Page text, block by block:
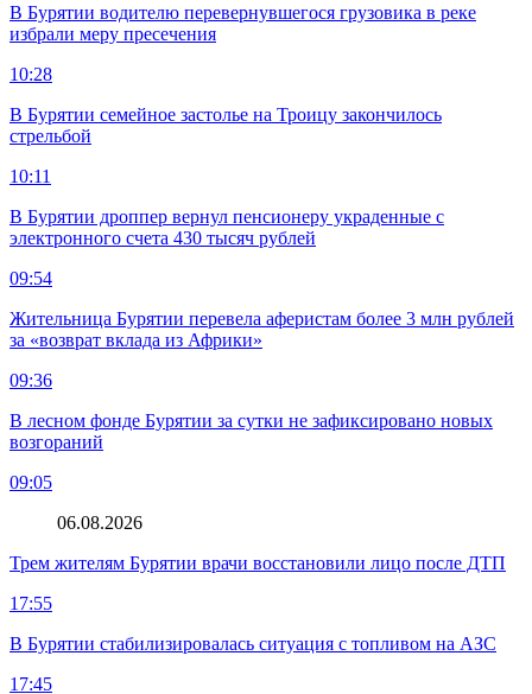
В Бурятии водителю перевернувшегося грузовика в реке
избрали меру пресечения
10:28
В Бурятии семейное застолье на Троицу закончилось
стрельбой
10:11
В Бурятии дроппер вернул пенсионеру украденные с
электронного счета 430 тысяч рублей
09:54
Жительница Бурятии перевела аферистам более 3 млн рублей
за «возврат вклада из Африки»
09:36
В лесном фонде Бурятии за сутки не зафиксировано новых
возгораний
09:05
06.08.2026
Трем жителям Бурятии врачи восстановили лицо после ДТП
17:55
В Бурятии стабилизировалась ситуация с топливом на АЗС
17:45